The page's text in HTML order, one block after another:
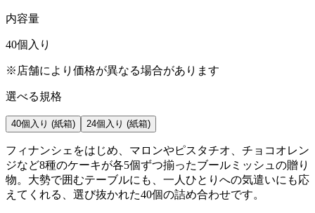
内容量
40個入り
※店舗により価格が異なる場合があります
選べる規格
40個入り (紙箱) 24個入り (紙箱)
フィナンシェをはじめ、マロンやピスタチオ、チョコオレン
ジなど8種のケーキが各5個ずつ揃ったブールミッシュの贈り
物。大勢で囲むテーブルにも、一人ひとりへの気遣いにも応
えてくれる、選び抜かれた40個の詰め合わせです。